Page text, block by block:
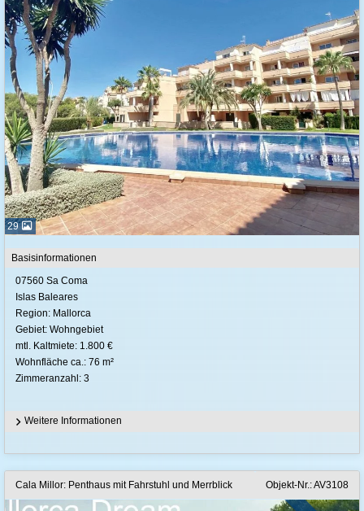
29
Basisinformationen
07560 Sa Coma
Islas Baleares
Region: Mallorca
Gebiet: Wohngebiet
mtl. Kaltmiete: 1.800 €
Wohnfläche ca.: 76 m²
Zimmeranzahl: 3
Weitere Informationen
Cala Millor: Penthaus mit Fahrstuhl und Merrblick Objekt-Nr.: AV3108